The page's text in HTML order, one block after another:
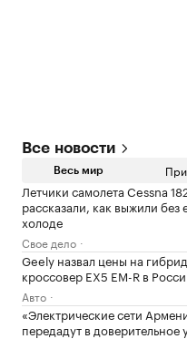
Все новости
Весь мир
Летчики самолета Cessna
рассказали, как выжили без
холоде
Свое дело
Geely назвал цены на
кроссовер EX5 EM-R в
Авто
«Электрические сети
передадут в доверительное